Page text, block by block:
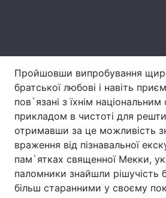
Екологія
Лонгріди
Відео з Youtube
Інтерв'ю
Пройшовши випробування
братської любові і навіть
пов`язані з їхнім
прикладом в чистоті для
отримавши за це можливість
враження від пізнавальної
пам`ятках священної Мекки,
паломники знайшли рішучість
більш старанними у своєму